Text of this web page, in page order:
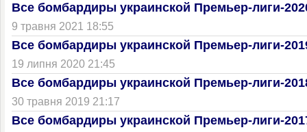
Все бомбардиры украинской Премьер-лиги-
9 травня 2021 18:55
Все бомбардиры украинской Премьер-лиги-
19 липня 2020 21:45
Все бомбардиры украинской Премьер-лиги-
30 травня 2019 21:17
Все бомбардиры украинской Премьер-лиги-